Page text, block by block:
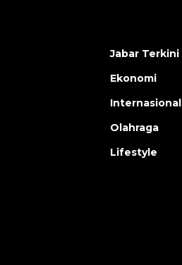
Jabar Terkini
Ekonomi
Internasional
Olahraga
Lifestyle